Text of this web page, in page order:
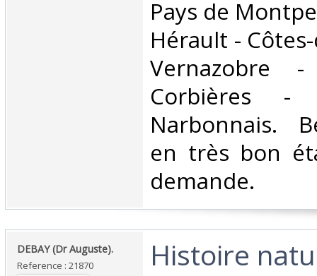
Pays de
Hérault -
Vernazobre
Corbières -
Narbonnais.
en très bon
demande.‎
‎DEBAY (Dr Auguste).‎
Reference : 21870
‎Histoire